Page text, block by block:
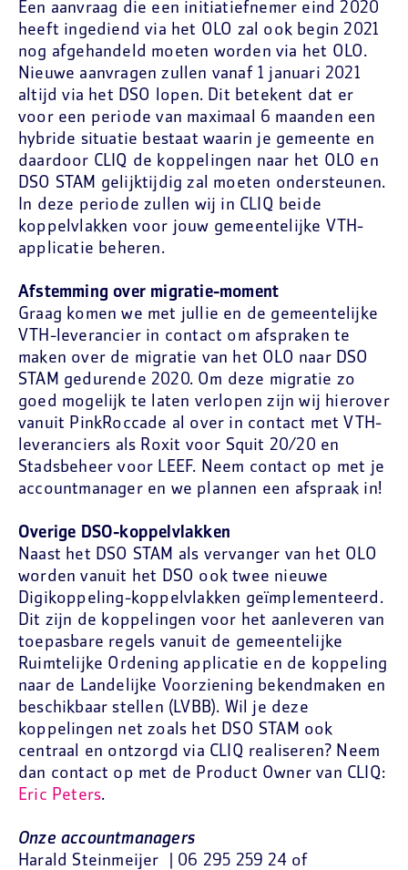
Een aanvraag die een initiatiefnemer eind 2020
heeft ingediend via het OLO zal ook begin 2021
nog afgehandeld moeten worden via het OLO.
Nieuwe aanvragen zullen vanaf 1 januari 2021
altijd via het DSO lopen. Dit betekent dat er
voor een periode van maximaal 6 maanden een
hybride situatie bestaat waarin je gemeente en
daardoor CLIQ de koppelingen naar het OLO en
DSO STAM gelijktijdig zal moeten ondersteunen.
In deze periode zullen wij in CLIQ beide
koppelvlakken voor jouw gemeentelijke VTH-
applicatie beheren.
Afstemming over migratie-moment
Graag komen we met jullie en de gemeentelijke
VTH-leverancier in contact om afspraken te
maken over de migratie van het OLO naar DSO
STAM gedurende 2020. Om deze migratie zo
goed mogelijk te laten verlopen zijn wij hierover
vanuit PinkRoccade al over in contact met VTH-
leveranciers als Roxit voor Squit 20/20 en
Stadsbeheer voor LEEF. Neem contact op met je
accountmanager en we plannen een afspraak in!
Overige DSO-koppelvlakken
Naast het DSO STAM als vervanger van het OLO
worden vanuit het DSO ook twee nieuwe
Digikoppeling-koppelvlakken geïmplementeerd.
Dit zijn de koppelingen voor het aanleveren van
toepasbare regels vanuit de gemeentelijke
Ruimtelijke Ordening applicatie en de koppeling
naar de Landelijke Voorziening bekendmaken en
beschikbaar stellen (LVBB). Wil je deze
koppelingen net zoals het DSO STAM ook
centraal en ontzorgd via CLIQ realiseren? Neem
dan contact op met de Product Owner van CLIQ:
Eric Peters.
Onze accountmanagers
Harald Steinmeijer | 06 295 259 24 of